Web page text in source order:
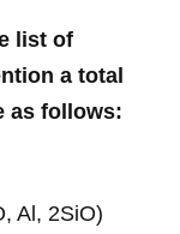
list of
a total
as follows:
Al, 2SiO)